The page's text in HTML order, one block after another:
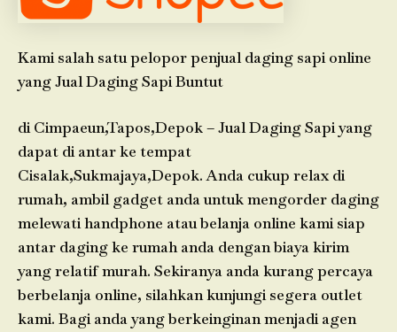
Kami salah satu pelopor penjual daging sapi online
yang Jual Daging Sapi Buntut
di Cimpaeun,Tapos,Depok – Jual Daging Sapi yang
dapat di antar ke tempat
Cisalak,Sukmajaya,Depok. Anda cukup relax di
rumah, ambil gadget anda untuk mengorder daging
melewati handphone atau belanja online kami siap
antar daging ke rumah anda dengan biaya kirim
yang relatif murah. Sekiranya anda kurang percaya
berbelanja online, silahkan kunjungi segera outlet
kami. Bagi anda yang berkeinginan menjadi agen